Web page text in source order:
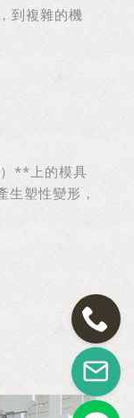
到複雜的機
**上的模具
生塑性變形，